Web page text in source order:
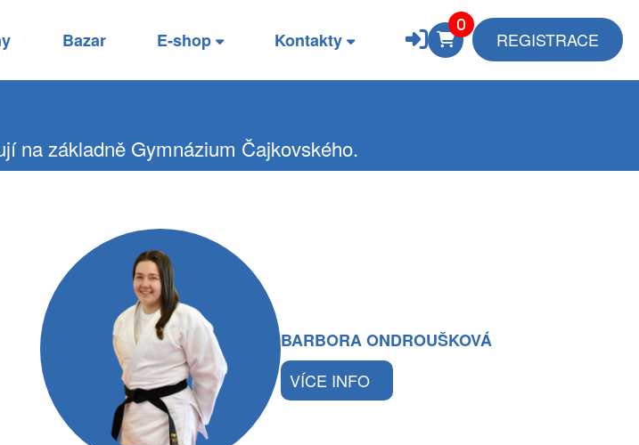
Bazar E-shop Kontakty REGISTRACE
na základně Gymnázium Čajkovského.
BARBORA ONDROUŠKOVÁ
VÍCE INFO